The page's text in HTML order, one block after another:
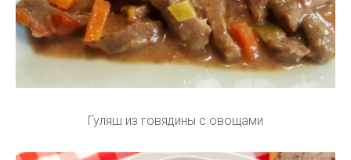
Гуляш из говядины с овощами